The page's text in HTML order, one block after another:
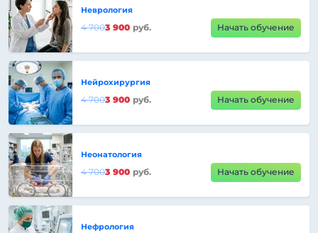
Неврология
4 7003 900 руб. Начать обучение
Нейрохирургия
4 7003 900 руб. Начать обучение
Неонатология
4 7003 900 руб. Начать обучение
Нефрология